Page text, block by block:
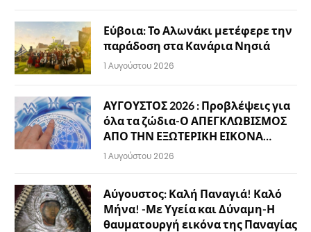
Εύβοια: Το Αλωνάκι μετέφερε την
παράδοση στα Κανάρια Νησιά
1 Αυγούστου 2026
ΑΥΓΟΥΣΤΟΣ 2026 : Προβλέψεις για
όλα τα ζώδια-Ο ΑΠΕΓΚΛΩΒΙΣΜΟΣ
ΑΠΟ ΤΗΝ ΕΞΩΤΕΡΙΚΗ ΕΙΚΟΝΑ…
1 Αυγούστου 2026
Αύγουστος: Καλή Παναγιά! Καλό
Μήνα! -Με Υγεία και Δύναμη-Η
θαυματουργή εικόνα της Παναγίας